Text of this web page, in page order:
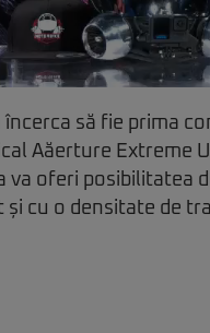
încerca să fie prima
Aăerture Extreme
va oferi posibilitatea
și cu o densitate de